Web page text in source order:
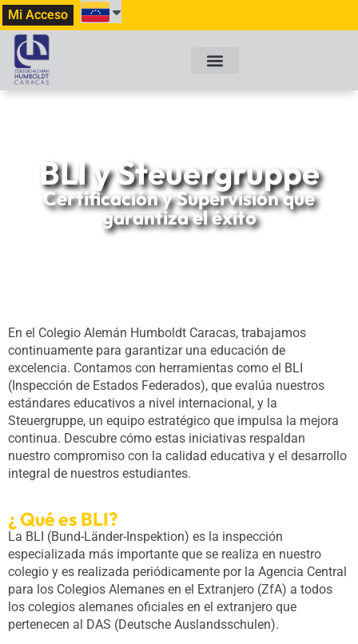
Mi Acceso
BLI y Steuergruppe
Certificación y Supervisión que
garantiza el éxito
En el Colegio Alemán Humboldt Caracas, trabajamos
continuamente para garantizar una educación de
excelencia. Contamos con herramientas como el BLI
(Inspección de Estados Federados), que evalúa nuestros
estándares educativos a nivel internacional, y la
Steuergruppe, un equipo estratégico que impulsa la mejora
continua. Descubre cómo estas iniciativas respaldan
nuestro compromiso con la calidad educativa y el desarrollo
integral de nuestros estudiantes.
¿ Qué es BLI?
La BLI (Bund-Länder-Inspektion) es la inspección
especializada más importante que se realiza en nuestro
colegio y es realizada periódicamente por la Agencia Central
para los Colegios Alemanes en el Extranjero (ZfA) a todos
los colegios alemanes oficiales en el extranjero que
pertenecen al DAS (Deutsche Auslandsschulen).